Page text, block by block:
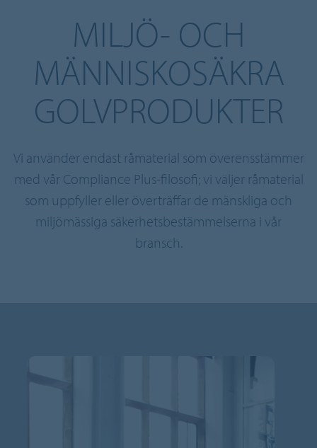
MILJÖ- OCH
MÄNNISKOSÄKRA
GOLVPRODUKTER
Vi använder endast råmaterial som överensstämmer
med vår Compliance Plus-filosofi; vi väljer råmaterial
som uppfyller eller överträffar de mänskliga och
miljömässiga säkerhetsbestämmelserna i vår
bransch.